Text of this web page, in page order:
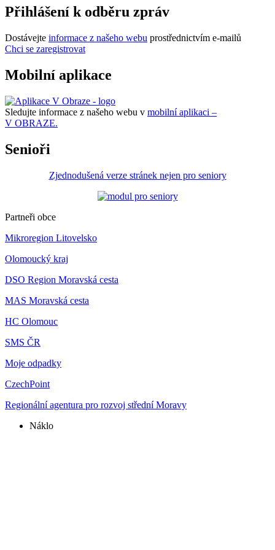
Přihlášení k odběru zpráv
Dostávejte informace z našeho webu prostřednictvím e-mailů
Chci se zaregistrovat
Mobilní aplikace
Sledujte informace z našeho webu v mobilní aplikaci –
V OBRAZE.
Senioři
Zjednodušená verze stránek nejen pro seniory
Partneři obce
Mikroregion Litovelsko
Olomoucký kraj
DSO Region Moravská cesta
MAS Moravská cesta
HC Olomouc
SMS ČR
Moje odpadky
CzechPoint
Regionální agentura pro rozvoj střední Moravy
Náklo